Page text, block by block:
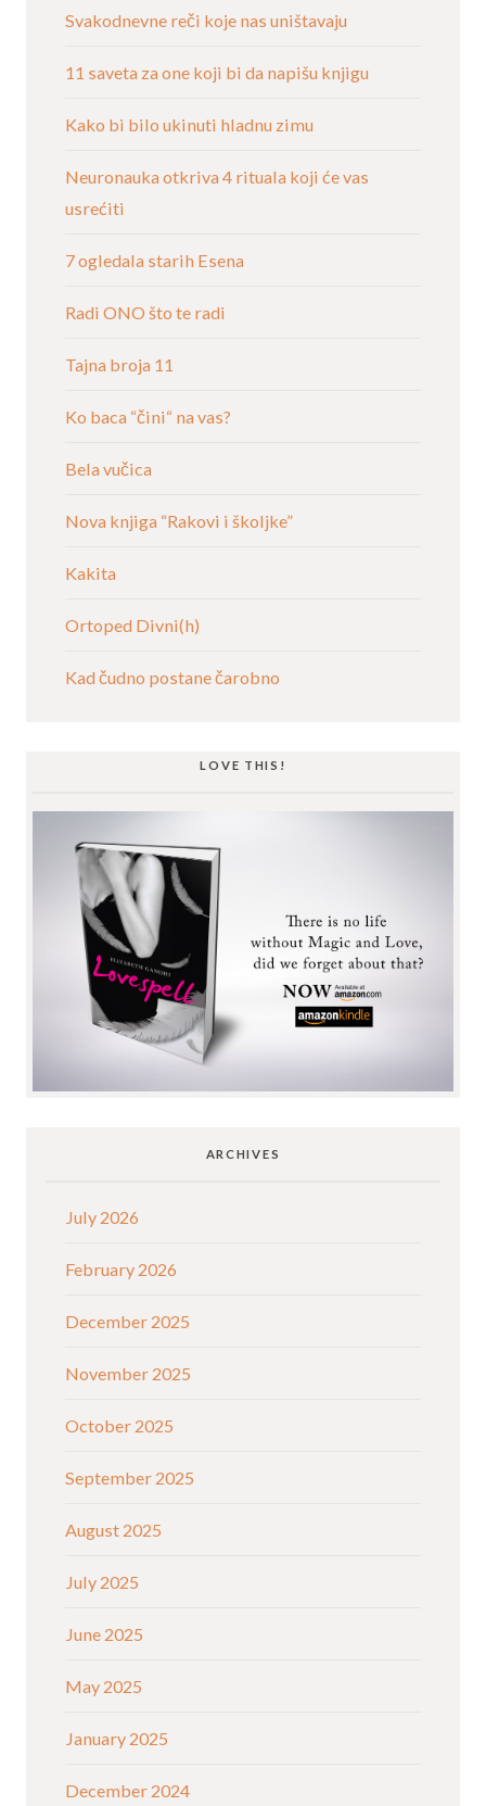
Svakodnevne reči koje nas uništavaju
11 saveta za one koji bi da napišu knjigu
Kako bi bilo ukinuti hladnu zimu
Neuronauka otkriva 4 rituala koji će vas
usrećiti
7 ogledala starih Esena
Radi ONO što te radi
Tajna broja 11
Ko baca “čini“ na vas?
Bela vučica
Nova knjiga “Rakovi i školjke”
Kakita
Ortoped Divni(h)
Kad čudno postane čarobno
LOVE THIS!
ARCHIVES
July 2026
February 2026
December 2025
November 2025
October 2025
September 2025
August 2025
July 2025
June 2025
May 2025
January 2025
December 2024